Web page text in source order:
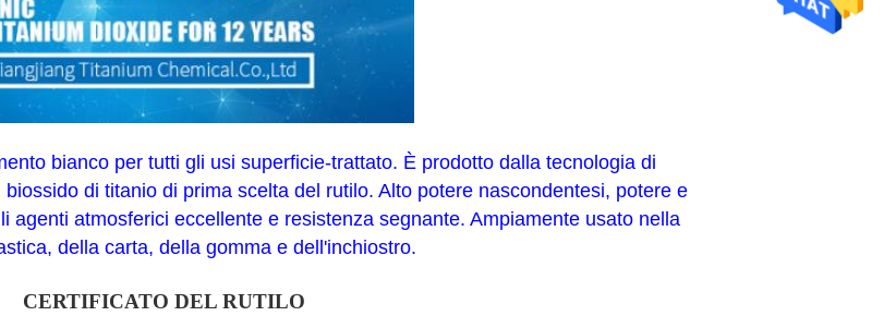
bianco per tutti gli usi superficie-trattato. È prodotto dalla tecnologia di
di titanio di prima scelta del rutilo. Alto potere nascondentesi, potere e
agenti atmosferici eccellente e resistenza segnante. Ampiamente usato nella
della carta, della gomma e dell'inchiostro.
CERTIFICATO DEL RUTILO